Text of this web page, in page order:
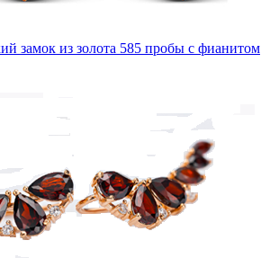
замок из золота 585 пробы с фианитом